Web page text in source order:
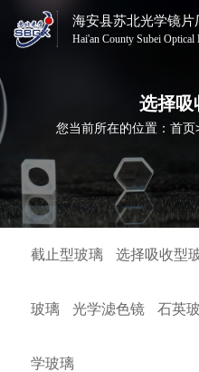
海安县苏北光学镜片
Hai'an County Subei Optical
选择吸
您当前所在的位置： 首页
截止型玻璃 选择吸收型
玻璃 光学滤色镜 石英
学玻璃